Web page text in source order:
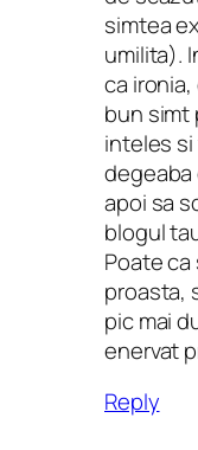
simtea
umilita).
ca
bun simt
inteles si
degeaba
apoi sa
blogul
Poate ca
proasta,
pic mai
enervat
Reply